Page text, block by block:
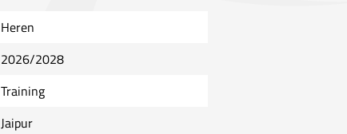
Heren
2026/2028
Training
Jaipur